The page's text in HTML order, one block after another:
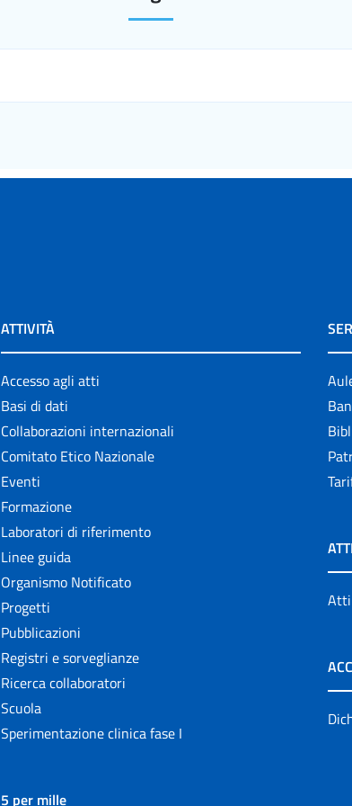
ATTIVITÀ
Accesso agli atti
Basi di dati
Collaborazioni internazionali
Comitato Etico Nazionale
Eventi
Formazione
Laboratori di riferimento
Linee guida
Organismo Notificato
Progetti
Pubblicazioni
Registri e sorveglianze
Ricerca collaboratori
Scuola
Sperimentazione clinica fase I
5 per mille
Atti